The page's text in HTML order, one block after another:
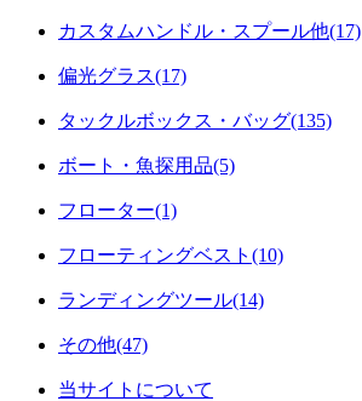
カスタムハンドル・スプール他(17)
偏光グラス(17)
タックルボックス・バッグ(135)
ボート・魚探用品(5)
フローター(1)
フローティングベスト(10)
ランディングツール(14)
その他(47)
当サイトについて